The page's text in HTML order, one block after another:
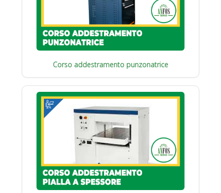
Corso addestramento punzonatrice